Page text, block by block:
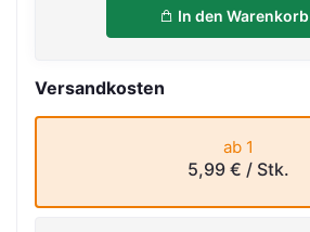
In den Warenkorb
Versandkosten
ab 1
5,99 € / Stk.